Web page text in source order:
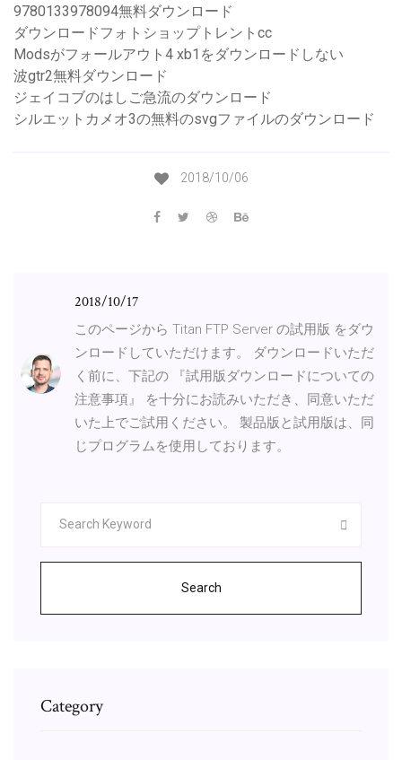
9780133978094無料ダウンロード
ダウンロードフォトショップトレントcc
Modsがフォールアウト4 xb1をダウンロードしない
波gtr2無料ダウンロード
ジェイコブのはしご急流のダウンロード
シルエットカメオ3の無料のsvgファイルのダウンロード
2018/10/06
2018/10/17
このページから Titan FTP Server の試用版 をダウ
ンロードしていただけます。 ダウンロードいただ
く前に、下記の 『試用版ダウンロードについての
注意事項』 を十分にお読みいただき、同意いただ
いた上でご試用ください。 製品版と試用版は、同
じプログラムを使用しております。
Search
Category